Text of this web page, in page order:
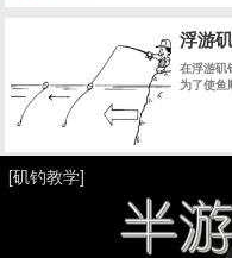
浮游
在浮游矶
为了使鱼
! 而迅
[矶钓教学]